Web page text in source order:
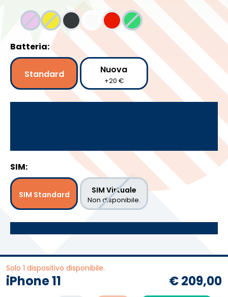
Batteria:
Standard Nuova
+20 €
SIM:
SIM Standard SIM Virtuale
Non disponibile.
Solo 1 dispositivo disponibile.
iPhone 11 € 209,00